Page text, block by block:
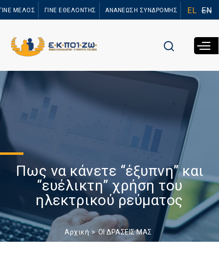
προς το
ΜΕΛΟΣ ΓΙΝΕ ΕΘΕΛΟΝΤΗΣ ΑΝΑΝΕΩΣΗ ΣΥΝΔΡΟΜΗΣ EL EN
Πως να κάνετε “έξυπνη” και
“ευέλικτη” χρήση του
ηλεκτρικού ρεύματος
Αρχική ΟΙ ΔΡΑΣΕΙΣ ΜΑΣ